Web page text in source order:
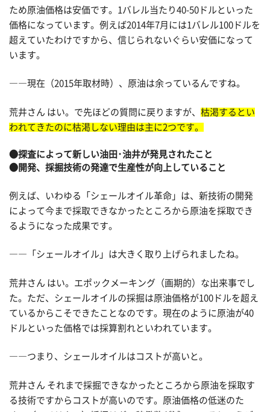
ため原油価格は安価です。1バレル当たり40-50ドルといった
価格になっています。例えば2014年7月には1バレル100ドルを
超えていたわけですから、信じられないぐらい安価になって
います。
――現在（2015年取材時）、原油は余っているんですね。
荒井さん はい。で先ほどの質問に戻りますが、 枯渇するとい
われてきたのに枯渇しない理由は主に2つです。
●探査によって新しい油田･油井が発見されたこと
●開発、採掘技術の発達で生産性が向上していること
例えば、いわゆる「シェールオイル革命」は、新技術の開発
によって今まで採取できなかったところから原油を採取でき
るようになった成果です。
――「シェールオイル」は大きく取り上げられましたね。
荒井さん はい。エポックメーキング（画期的）な出来事でし
た。ただ、シェールオイルの採掘は原油価格が100ドルを超え
ているからこそできたことなのです。現在のように原油が40
ドルといった価格では採算割れといわれています。
――つまり、シェールオイルはコストが高いと。
荒井さん それまで採掘できなかったところから原油を採取す
る技術ですからコストが高いのです。原油価格の低迷のた